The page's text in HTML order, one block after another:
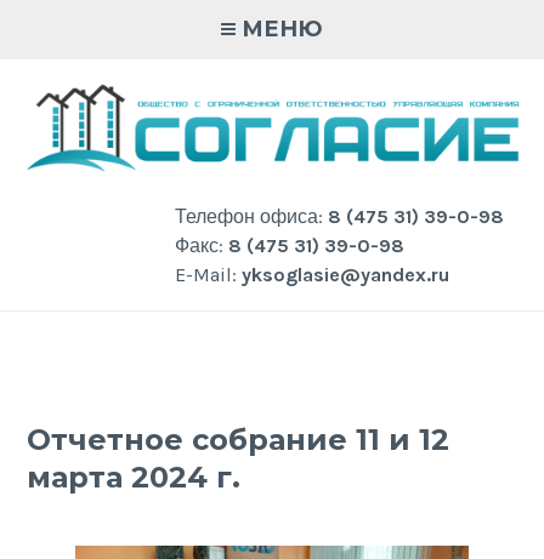
МЕНЮ
Телефон офиса: 8 (475 31) 39-0-98
Факс: 8 (475 31) 39-0-98
E-Mail: yksoglasie@yandex.ru
Отчетное собрание 11 и 12
марта 2024 г.